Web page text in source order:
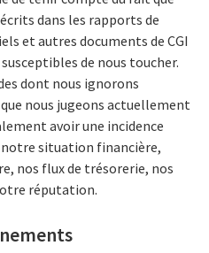
dans les rapports de
et autres documents de CGI
de nous toucher.
dont nous ignorons
nous jugeons actuellement
avoir une incidence
situation financière,
nos flux de trésorerie, nos
réputation.